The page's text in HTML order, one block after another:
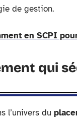
de gestion.
en SCPI
qui
l’univers du